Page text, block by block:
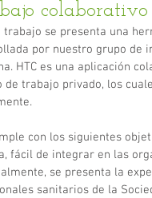
colaborativo
trabajo se presenta una
por nuestro grupo de
HTC es una aplicación
de trabajo privado, los
con los siguientes
fácil de integrar en las
se presenta la
sanitarios de la